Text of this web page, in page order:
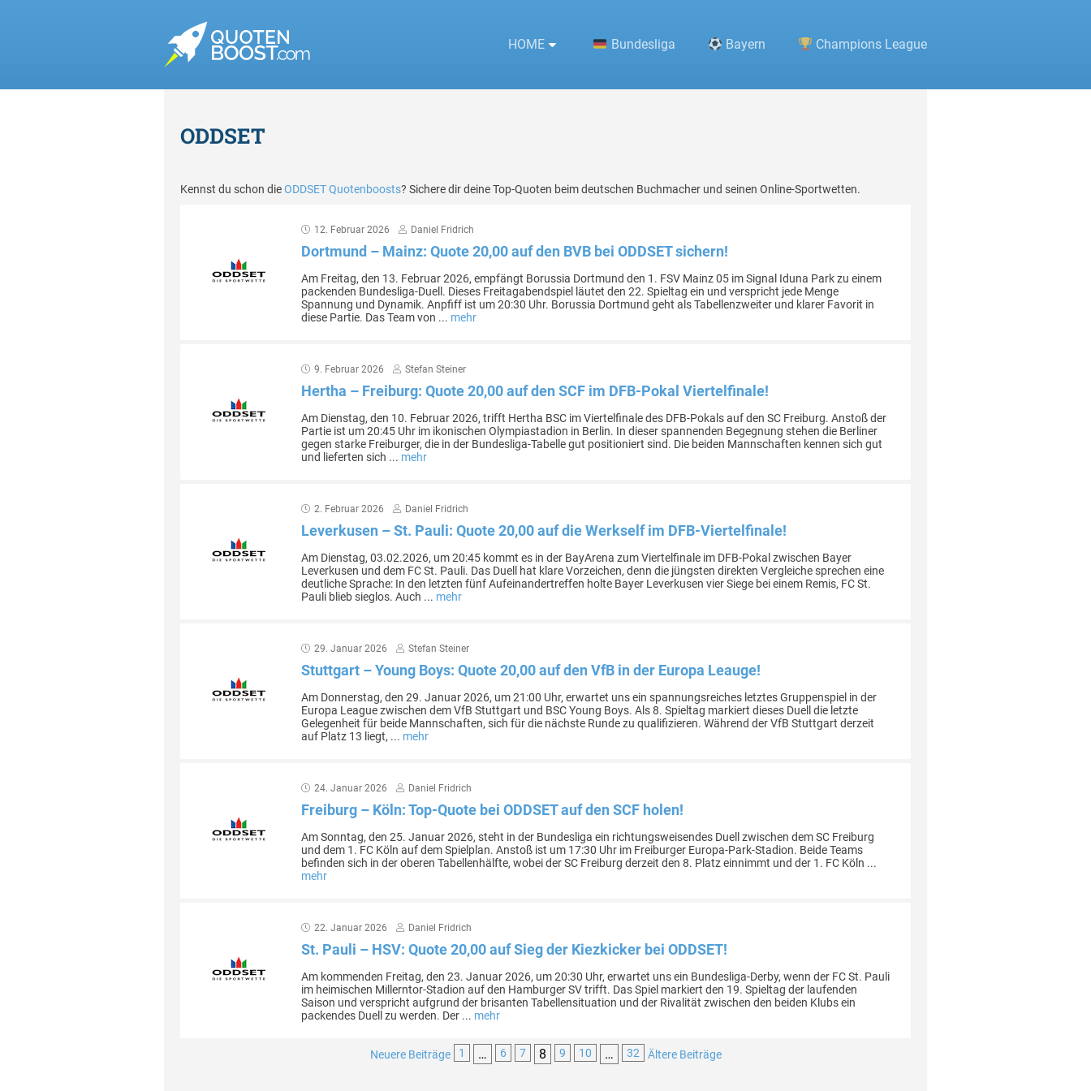
HOME %s Bundesliga Bayern Champions League
ODDSET
Kennst du schon dieODDSET Quotenboosts? Sichere dir deine Top-Quoten beim deutschen Buchmacher und seinen Online-Sportwetten.
12. Februar 2026 Daniel Fridrich
Dortmund – Mainz: Quote 20,00 auf den BVB bei ODDSET sichern!
Am Freitag, den 13. Februar 2026, empfängt Borussia Dortmund den 1. FSV Mainz 05 im Signal Iduna Park zu einem
packenden Bundesliga-Duell. Dieses Freitagabendspiel läutet den 22. Spieltag ein und verspricht jede Menge
Spannung und Dynamik. Anpfiff ist um 20:30 Uhr. Borussia Dortmund geht als Tabellenzweiter und klarer Favorit in
diese Partie. Das Team von ... mehr
9. Februar 2026 Stefan Steiner
Hertha – Freiburg: Quote 20,00 auf den SCF im DFB-Pokal Viertelfinale!
Am Dienstag, den 10. Februar 2026, trifft Hertha BSC im Viertelfinale des DFB-Pokals auf den SC Freiburg. Anstoß der
Partie ist um 20:45 Uhr im ikonischen Olympiastadion in Berlin. In dieser spannenden Begegnung stehen die Berliner
gegen starke Freiburger, die in der Bundesliga-Tabelle gut positioniert sind. Die beiden Mannschaften kennen sich gut
und lieferten sich ... mehr
2. Februar 2026 Daniel Fridrich
Leverkusen – St. Pauli: Quote 20,00 auf die Werkself im DFB-Viertelfinale!
Am Dienstag, 03.02.2026, um 20:45 kommt es in der BayArena zum Viertelfinale im DFB-Pokal zwischen Bayer
Leverkusen und dem FC St. Pauli. Das Duell hat klare Vorzeichen, denn die jüngsten direkten Vergleiche sprechen eine
deutliche Sprache: In den letzten fünf Aufeinandertreffen holte Bayer Leverkusen vier Siege bei einem Remis, FC St.
Pauli blieb sieglos. Auch ... mehr
29. Januar 2026 Stefan Steiner
Stuttgart – Young Boys: Quote 20,00 auf den VfB in der Europa Leauge!
Am Donnerstag, den 29. Januar 2026, um 21:00 Uhr, erwartet uns ein spannungsreiches letztes Gruppenspiel in der
Europa League zwischen dem VfB Stuttgart und BSC Young Boys. Als 8. Spieltag markiert dieses Duell die letzte
Gelegenheit für beide Mannschaften, sich für die nächste Runde zu qualifizieren. Während der VfB Stuttgart derzeit
auf Platz 13 liegt, ... mehr
24. Januar 2026 Daniel Fridrich
Freiburg – Köln: Top-Quote bei ODDSET auf den SCF holen!
Am Sonntag, den 25. Januar 2026, steht in der Bundesliga ein richtungsweisendes Duell zwischen dem SC Freiburg
und dem 1. FC Köln auf dem Spielplan. Anstoß ist um 17:30 Uhr im Freiburger Europa-Park-Stadion. Beide Teams
befinden sich in der oberen Tabellenhälfte, wobei der SC Freiburg derzeit den 8. Platz einnimmt und der 1. FC Köln ...
mehr
22. Januar 2026 Daniel Fridrich
St. Pauli – HSV: Quote 20,00 auf Sieg der Kiezkicker bei ODDSET!
Am kommenden Freitag, den 23. Januar 2026, um 20:30 Uhr, erwartet uns ein Bundesliga-Derby, wenn der FC St. Pauli
im heimischen Millerntor-Stadion auf den Hamburger SV trifft. Das Spiel markiert den 19. Spieltag der laufenden
Saison und verspricht aufgrund der brisanten Tabellensituation und der Rivalität zwischen den beiden Klubs ein
packendes Duell zu werden. Der ... mehr
Neuere Beiträge 1 … 6 7 8 9 10 … 32 Ältere Beiträge